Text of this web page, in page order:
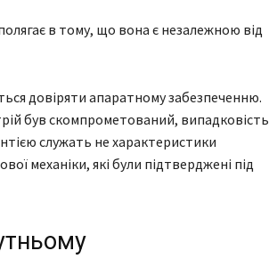
в тому, що вона є незалежною від
довіряти апаратному забезпеченню.
був скомпрометований, випадковість
служать не характеристики
механіки, які були підтверджені під